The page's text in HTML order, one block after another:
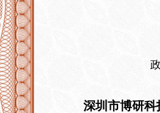
深圳市博研科